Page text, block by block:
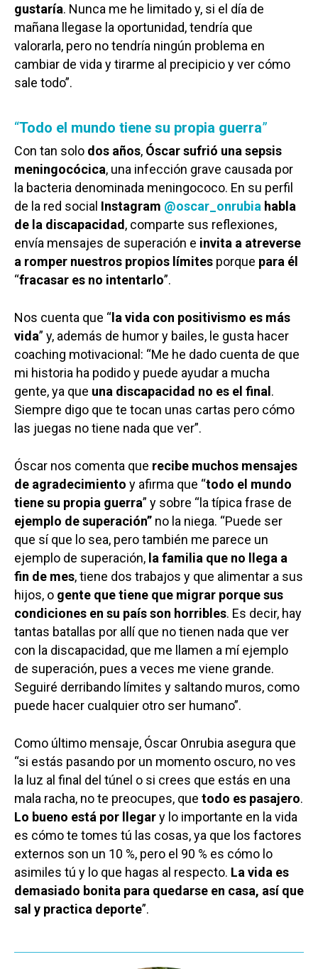
gustaría. Nunca me he limitado y, si el día de
mañana llegase la oportunidad, tendría que
valorarla, pero no tendría ningún problema en
cambiar de vida y tirarme al precipicio y ver cómo
sale todo”.
“Todo el mundo tiene su propia guerra”
Con tan solo dos años, Óscar sufrió una sepsis
meningocócica, una infección grave causada por
la bacteria denominada meningococo. En su perfil
de la red social Instagram @oscar_onrubia habla
de la discapacidad, comparte sus reflexiones,
envía mensajes de superación e invita a atreverse
a romper nuestros propios límites porque para él
“fracasar es no intentarlo”.
Nos cuenta que “la vida con positivismo es más
vida” y, además de humor y bailes, le gusta hacer
coaching motivacional: “Me he dado cuenta de que
mi historia ha podido y puede ayudar a mucha
gente, ya que una discapacidad no es el final.
Siempre digo que te tocan unas cartas pero cómo
las juegas no tiene nada que ver”.
Óscar nos comenta que recibe muchos mensajes
de agradecimiento y afirma que “todo el mundo
tiene su propia guerra” y sobre “la típica frase de
ejemplo de superación” no la niega. “Puede ser
que sí que lo sea, pero también me parece un
ejemplo de superación, la familia que no llega a
fin de mes, tiene dos trabajos y que alimentar a sus
hijos, o gente que tiene que migrar porque sus
condiciones en su país son horribles. Es decir, hay
tantas batallas por allí que no tienen nada que ver
con la discapacidad, que me llamen a mí ejemplo
de superación, pues a veces me viene grande.
Seguiré derribando límites y saltando muros, como
puede hacer cualquier otro ser humano”.
Como último mensaje, Óscar Onrubia asegura que
“si estás pasando por un momento oscuro, no ves
la luz al final del túnel o si crees que estás en una
mala racha, no te preocupes, que todo es pasajero.
Lo bueno está por llegary lo importante en la vida
es cómo te tomes tú las cosas, ya que los factores
externos son un 10 %, pero el 90 % es cómo lo
asimiles tú y lo que hagas al respecto. La vida es
demasiado bonita para quedarse en casa, así que
sal y practica deporte”.
Castilla-La
Toledo
Ciudad Real
Albacete
Sanidad
Economía
Educación
Deportes